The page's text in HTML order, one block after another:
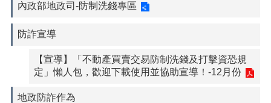
內政部地政司-防制洗錢專區
防詐宣導
【宣導】「不動產買賣交易防制洗錢及打擊資恐規
定」懶人包，歡迎下載使用並協助宣導！-12月份
地政防詐作為